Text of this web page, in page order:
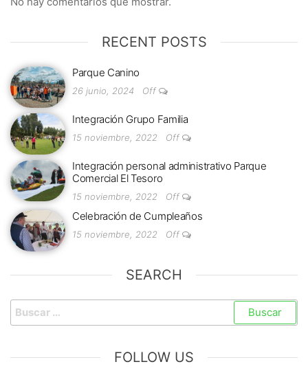
RECENT POSTS
Parque Canino
26 junio, 2024 Off
Integración Grupo Familia
15 noviembre, 2022 Off
Integración personal administrativo Parque
Comercial El Tesoro
15 noviembre, 2022 Off
Celebración de Cumpleaños
15 noviembre, 2022 Off
SEARCH
FOLLOW US